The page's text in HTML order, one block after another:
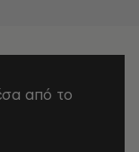
από το